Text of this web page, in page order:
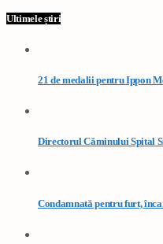
Ultimele știri
21 de medalii pentru Ippon
Directorul Căminului Spital
Condamnată pentru furt,